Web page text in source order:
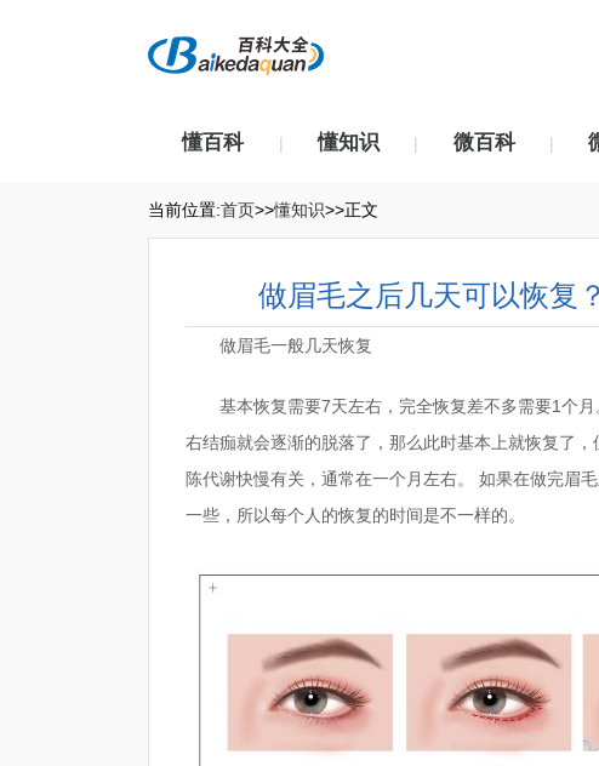
懂百科 | 懂知识 | 微百科 |
当前位置:首页>>懂知识>>正文
做眉毛之后几天可以恢复
做眉毛一般几天恢复
基本恢复需要7天左右，完全恢复差不多需要1个
右结痂就会逐渐的脱落了，那么此时基本上就恢复了
陈代谢快慢有关，通常在一个月左右。 如果在做完眉
一些，所以每个人的恢复的时间是不一样的。